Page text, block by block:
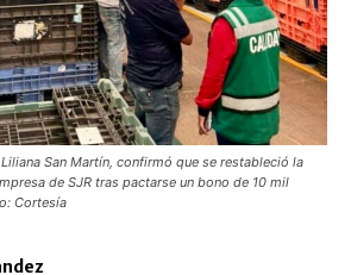
San Martín, confirmó que se restableció la
de SJR tras pactarse un bono de 10 mil
Cortesía